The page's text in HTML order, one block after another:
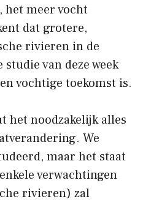
meer vocht
dat grotere,
rivieren in de
van deze week
vochtige toekomst is.
het noodzakelijk alles
We
maar het staat
verwachtingen
rivieren) zal